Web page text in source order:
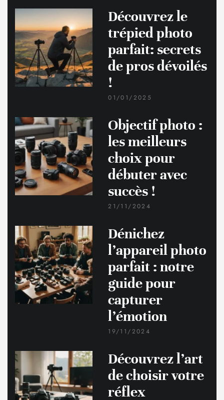
Découvrez le
trépied photo
parfait: secrets
de pros dévoilés
!
01/01/2025
Objectif photo :
les meilleurs
choix pour
débuter avec
succès !
21/11/2024
Dénichez
l’appareil photo
parfait : notre
guide pour
capturer
l’émotion
19/11/2024
Découvrez l’art
de choisir votre
réflex